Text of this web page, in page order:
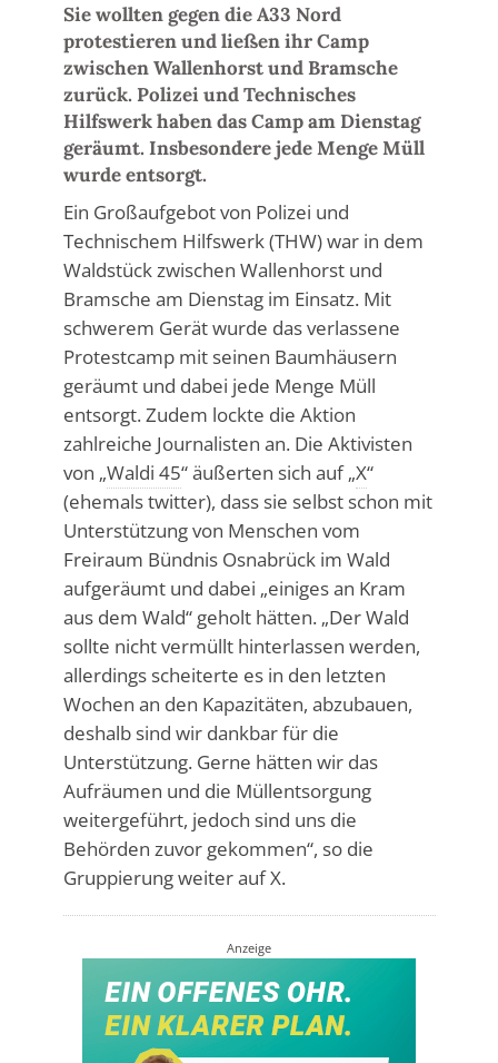
Sie wollten gegen die A33 Nord
protestieren und ließen ihr Camp
zwischen Wallenhorst und Bramsche
zurück. Polizei und Technisches
Hilfswerk haben das Camp am Dienstag
geräumt. Insbesondere jede Menge Müll
wurde entsorgt.
Ein Großaufgebot von Polizei und
Technischem Hilfswerk (THW) war in dem
Waldstück zwischen Wallenhorst und
Bramsche am Dienstag im Einsatz. Mit
schwerem Gerät wurde das verlassene
Protestcamp mit seinen Baumhäusern
geräumt und dabei jede Menge Müll
entsorgt. Zudem lockte die Aktion
zahlreiche Journalisten an. Die Aktivisten
von „Waldi 45“ äußerten sich auf „X“
(ehemals twitter), dass sie selbst schon mit
Unterstützung von Menschen vom
Freiraum Bündnis Osnabrück im Wald
aufgeräumt und dabei „einiges an Kram
aus dem Wald“ geholt hätten. „Der Wald
sollte nicht vermüllt hinterlassen werden,
allerdings scheiterte es in den letzten
Wochen an den Kapazitäten, abzubauen,
deshalb sind wir dankbar für die
Unterstützung. Gerne hätten wir das
Aufräumen und die Müllentsorgung
weitergeführt, jedoch sind uns die
Behörden zuvor gekommen“, so die
Gruppierung weiter auf X.
Anzeige